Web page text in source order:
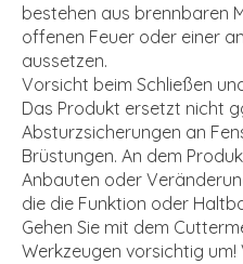
bestehen aus brennbaren
offenen Feuer oder einer
aussetzen.
Vorsicht beim Schließen
Das Produkt ersetzt nicht
Absturzsicherungen an
Brüstungen. An dem
Anbauten oder
die die Funktion oder
Gehen Sie mit dem
Werkzeugen vorsichtig